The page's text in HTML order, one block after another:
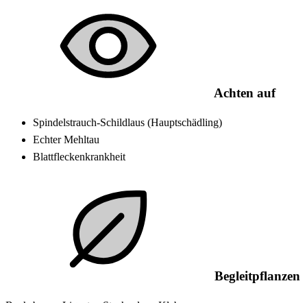
Achten auf
Spindelstrauch-Schildlaus (Hauptschädling)
Echter Mehltau
Blattfleckenkrankheit
Begleitpflanzen